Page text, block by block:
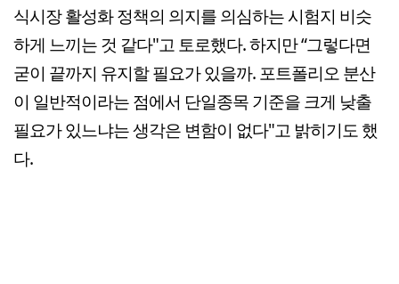
식시장 활성화 정책의 의지를 의심하는 시험지 비슷
하게 느끼는 것 같다"고 토로했다. 하지만 “그렇다면
굳이 끝까지 유지할 필요가 있을까. 포트폴리오 분산
이 일반적이라는 점에서 단일종목 기준을 크게 낮출
필요가 있느냐는 생각은 변함이 없다"고 밝히기도 했
다.